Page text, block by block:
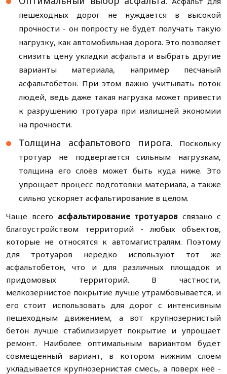
пешеходных дорог не нуждается в высокой
прочности - он попросту не будет получать такую
нагрузку, как автомобильная дорога. Это позволяет
снизить цену укладки асфальта и выбрать другие
варианты материала, например песчаный
асфальтобетон. При этом важно учитывать поток
людей, ведь даже такая нагрузка может привести
к разрушению тротуара при излишней экономии
на прочности.
Толщина асфальтового пирога. Поскольку
тротуар не подвергается сильным нагрузкам,
толщина его слоёв может быть куда ниже. Это
упрощает процесс подготовки материала, а также
сильно ускоряет асфальтирование в целом.
Чаще всего асфальтирование тротуаров связано с
благоустройством территорий - любых объектов,
которые не относятся к автомагистралям. Поэтому
для тротуаров нередко используют тот же
асфальтобетон, что и для различных площадок и
придомовых территорий. В частности,
мелкозернистое покрытие лучше утрамбовывается, и
его стоит использовать для дорог с интенсивным
пешеходным движением, а вот крупнозернистый
бетон лучше стабилизирует покрытие и упрощает
ремонт. Наиболее оптимальным вариантом будет
совмещённый вариант, в котором нижним слоем
укладывается крупнозернистая смесь, а поверх неё -